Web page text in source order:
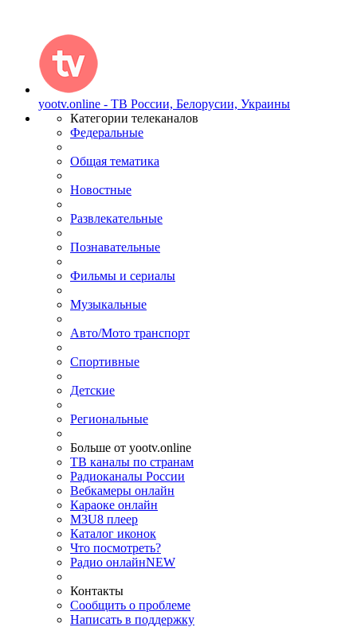
yootv.online - ТВ России, Белорусии, Украины
Категории телеканалов
Федеральные
Общая тематика
Новостные
Развлекательные
Познавательные
Фильмы и сериалы
Музыкальные
Авто/Мото транспорт
Спортивные
Детские
Региональные
Больше от yootv.online
ТВ каналы по странам
Радиоканалы России
Вебкамеры онлайн
Караоке онлайн
M3U8 плеер
Каталог иконок
Что посмотреть?
Радио онлайнNEW
Контакты
Сообщить о проблеме
Написать в поддержку